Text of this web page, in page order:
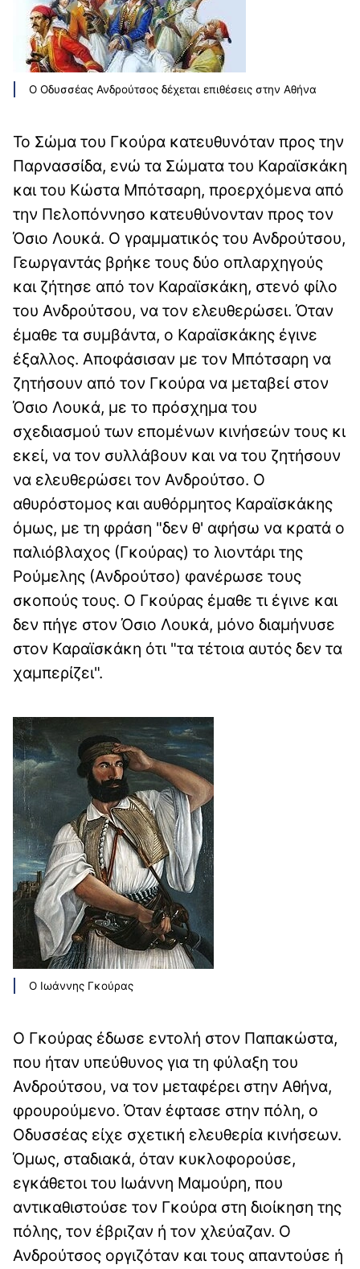
Ο Οδυσσέας Ανδρούτσος δέχεται επιθέσεις στην Αθήνα
Το Σώμα του Γκούρα κατευθυνόταν προς την
Παρνασσίδα, ενώ τα Σώματα του Καραϊσκάκη
και του Κώστα Μπότσαρη, προερχόμενα από
την Πελοπόννησο κατευθύνονταν προς τον
Όσιο Λουκά. Ο γραμματικός του Ανδρούτσου,
Γεωργαντάς βρήκε τους δύο οπλαρχηγούς
και ζήτησε από τον Καραϊσκάκη, στενό φίλο
του Ανδρούτσου, να τον ελευθερώσει. Όταν
έμαθε τα συμβάντα, ο Καραϊσκάκης έγινε
έξαλλος. Αποφάσισαν με τον Μπότσαρη να
ζητήσουν από τον Γκούρα να μεταβεί στον
Όσιο Λουκά, με το πρόσχημα του
σχεδιασμού των επομένων κινήσεών τους κι
εκεί, να τον συλλάβουν και να του ζητήσουν
να ελευθερώσει τον Ανδρούτσο. Ο
αθυρόστομος και αυθόρμητος Καραϊσκάκης
όμως, με τη φράση "δεν θ' αφήσω να κρατά ο
παλιόβλαχος (Γκούρας) το λιοντάρι της
Ρούμελης (Ανδρούτσο) φανέρωσε τους
σκοπούς τους. Ο Γκούρας έμαθε τι έγινε και
δεν πήγε στον Όσιο Λουκά, μόνο διαμήνυσε
στον Καραϊσκάκη ότι "τα τέτοια αυτός δεν τα
χαμπερίζει".
Ο Ιωάννης Γκούρας
Ο Γκούρας έδωσε εντολή στον Παπακώστα,
που ήταν υπεύθυνος για τη φύλαξη του
Ανδρούτσου, να τον μεταφέρει στην Αθήνα,
φρουρούμενο. Όταν έφτασε στην πόλη, ο
Οδυσσέας είχε σχετική ελευθερία κινήσεων.
Όμως, σταδιακά, όταν κυκλοφορούσε,
εγκάθετοι του Ιωάννη Μαμούρη, που
αντικαθιστούσε τον Γκούρα στη διοίκηση της
πόλης, τον έβριζαν ή τον χλεύαζαν. Ο
Ανδρούτσος οργιζόταν και τους απαντούσε ή